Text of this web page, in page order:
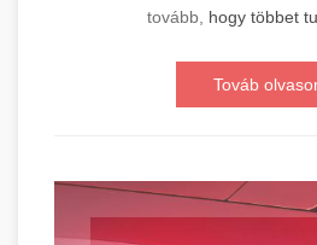
tovább, hogy többet
Továb